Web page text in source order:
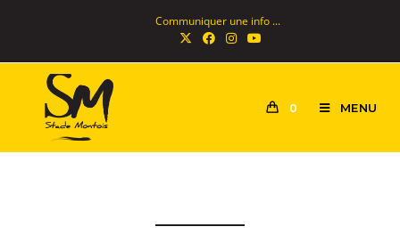
Communiquer une info ...
0 MENU